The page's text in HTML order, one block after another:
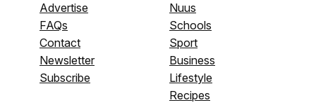
Advertise
FAQs
Contact
Newsletter
Subscribe
Nuus
Schools
Sport
Business
Lifestyle
Recipes